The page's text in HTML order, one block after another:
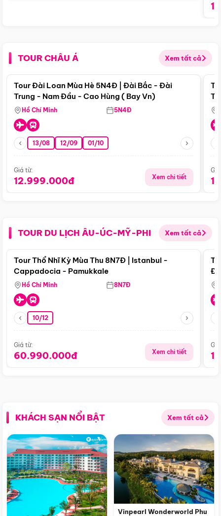
TOUR CHÂU Á Xem tất cả
Điểm nổi bật
Tour Đài Loan Mùa Hè 5N4Đ | Đài Bắc - Đài
Trung - Nam Đầu - Cao Hùng ( Bay Vn)
Hồ Chí Minh 5N4Đ
13/08 12/09 01/10
Giá từ:
12.999.000đ Xem chi tiết
TOUR DU LỊCH ÂU-ÚC-MỸ-PHI Xem tất cả
Điểm nổi bật
Tour Thổ Nhĩ Kỳ Mùa Thu 8N7Đ | Istanbul -
Cappadocia - Pamukkale
Hồ Chí Minh 8N7Đ
10/12
Giá từ:
60.990.000đ Xem chi tiết
KHÁCH SẠN NỔI BẬT Xem tất cả
Vinpearl Wonderworld Phu